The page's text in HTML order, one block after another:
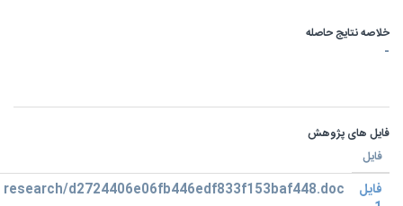
خلاصه نتایج حاصله
-
فایل های پژوهش
فایل
فایل
research/d2724406e06fb446edf833f153baf448.doc